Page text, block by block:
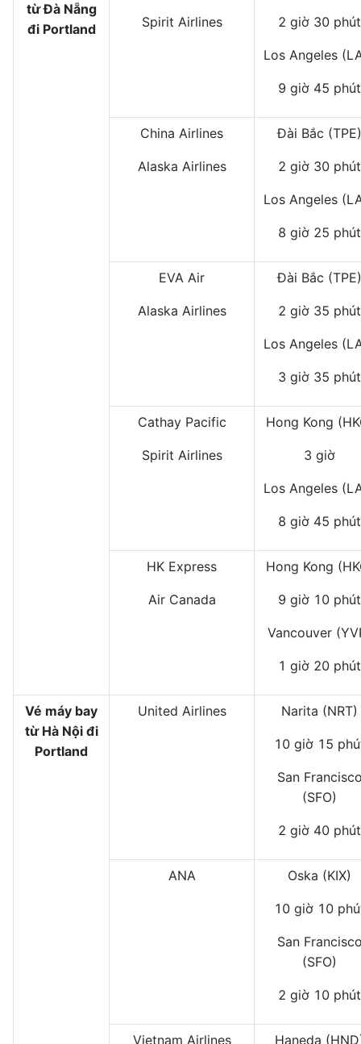
từ Đà Nẵng
đi Portland
Spirit Airlines 2 giờ 30 phút
Los Angeles
9 giờ 45 phút
China Airlines
Alaska Airlines
Đài Bắc (TPE)
2 giờ 30 phút
Los Angeles
8 giờ 25 phút
EVA Air
Alaska Airlines
Đài Bắc (TPE)
2 giờ 35 phút
Los Angeles
3 giờ 35 phút
Cathay Pacific
Spirit Airlines
Hong Kong
3 giờ
Los Angeles
8 giờ 45 phút
HK Express
Air Canada
Hong Kong
9 giờ 10 phút
Vancouver
1 giờ 20 phút
Vé máy bay
từ Hà Nội đi
Portland
United Airlines Narita (NRT)
10 giờ 15
San
(SFO)
2 giờ 40 phút
ANA Oska (KIX)
10 giờ 10
San
(SFO)
2 giờ 10 phút
Vietnam Airlines Haneda